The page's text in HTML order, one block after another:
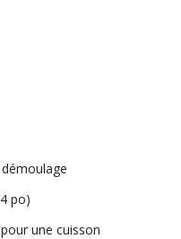
po)
une cuisson